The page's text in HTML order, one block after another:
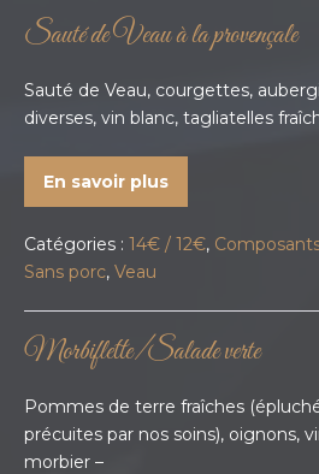
Sauté de Veau à la provençale
Sauté de Veau, courgettes,
diverses, vin blanc, tagliatelles
En savoir plus
Catégories : 14€ / 12€,
Sans porc, Veau
Morbiflette/Salade verte
Pommes de terre fraîches
précuites par nos soins), oignons,
morbier –